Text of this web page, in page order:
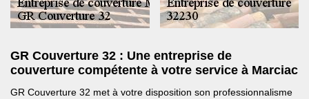
GR Couverture 32 : Une entreprise de
couverture compétente à votre service à Marciac
GR Couverture 32 met à votre disposition son professionnalisme